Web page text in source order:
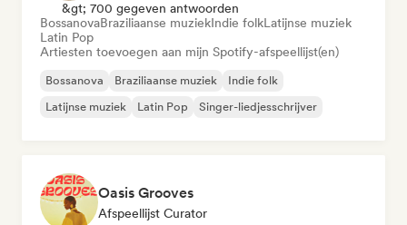
&gt; 700 gegeven antwoorden
BossanovaBraziliaanse muziekIndie folkLatijnse muziek
Latin Pop
Artiesten toevoegen aan mijn Spotify-afspeellijst(en)
Bossanova Braziliaanse muziek
Indie folk
Latijnse muziek
Latin Pop Singer-liedjesschrijver
Oasis Grooves
Afspeellijst Curator